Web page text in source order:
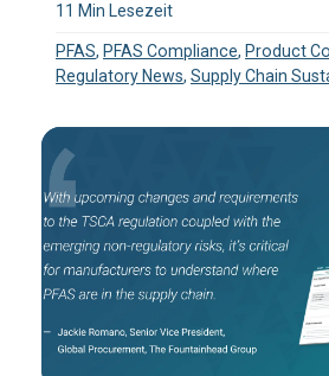
11 Min Lesezeit
PFAS, PFAS Compliance, Product
Regulatory News,Supply Chain